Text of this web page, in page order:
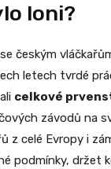
loni?
českým
letech tvrdé
celkové
závodů na
z celé Evropy i
podmínky, držet